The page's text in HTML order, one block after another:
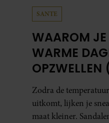
SANTE
WAAROM JE
WARME
OPZWELLEN
ERAAN
Zodra de
uitkomt, lijken je
maat kleiner.